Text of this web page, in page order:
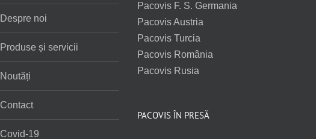
Despre noi
Produse și servicii
Noutăți
Contact
Covid-19
Pacovis F. S. Germania
Pacovis Austria
Pacovis Turcia
Pacovis România
Pacovis Rusia
PACOVIS ÎN PRESĂ